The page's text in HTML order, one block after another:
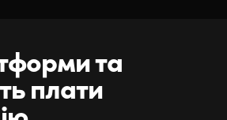
та
плати